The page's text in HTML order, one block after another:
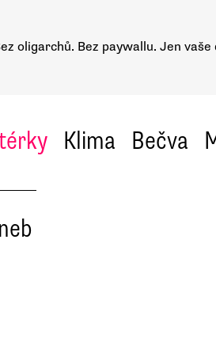
oligarchů. Bez paywallu. Jen vaše
Klima Bečva